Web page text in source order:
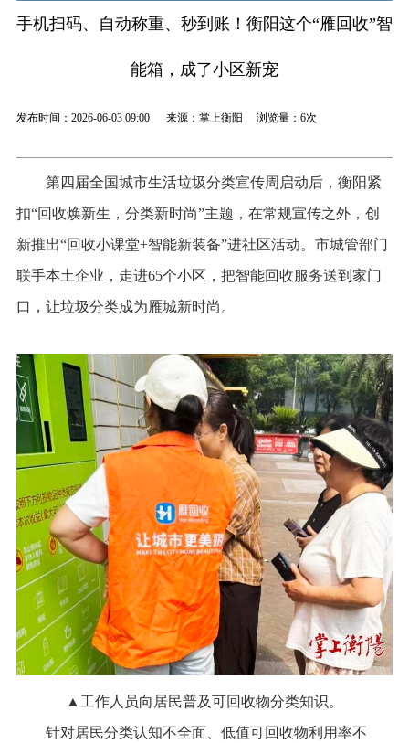
手机扫码、自动称重、秒到账！衡阳这个“雁回收”智
能箱，成了小区新宠
发布时间：2026-06-03 09:00 来源：掌上衡阳 浏览量： 6次
第四届全国城市生活垃圾分类宣传周启动后，衡阳紧
扣“回收焕新生，分类新时尚”主题，在常规宣传之外，创
新推出“回收小课堂+智能新装备”进社区活动。市城管部门
联手本土企业，走进65个小区，把智能回收服务送到家门
口，让垃圾分类成为雁城新时尚。
▲工作人员向居民普及可回收物分类知识。
针对居民分类认知不全面、低值可回收物利用率不